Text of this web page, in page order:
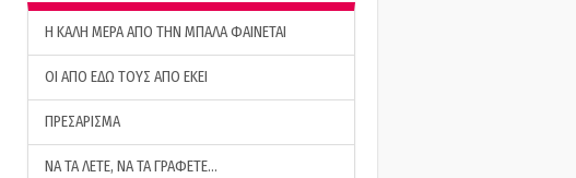
H ΚΑΛΗ ΜΕΡΑ ΑΠΟ ΤΗΝ ΜΠΑΛΑ ΦΑΙΝΕΤΑΙ
ΟΙ ΑΠΟ ΕΔΩ ΤΟΥΣ ΑΠΟ ΕΚΕΙ
ΠΡΕΣΑΡΙΣΜΑ
ΝΑ ΤΑ ΛΕΤΕ, ΝΑ ΤΑ ΓΡΑΦΕΤΕ…